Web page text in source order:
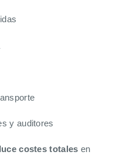
y auditores
costes totales en